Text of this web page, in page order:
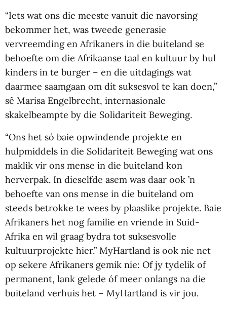
“Iets wat ons die meeste vanuit die navorsing
bekommer het, was tweede generasie
vervreemding en Afrikaners in die buiteland se
behoefte om die Afrikaanse taal en kultuur by hul
kinders in te burger – en die uitdagings wat
daarmee saamgaan om dít suksesvol te kan doen,”
sê Marisa Engelbrecht, internasionale
skakelbeampte by die Solidariteit Beweging.
“Ons het só baie opwindende projekte en
hulpmiddels in die Solidariteit Beweging wat ons
maklik vir ons mense in die buiteland kon
herverpak. In dieselfde asem was daar ook ’n
behoefte van ons mense in die buiteland om
steeds betrokke te wees by plaaslike projekte. Baie
Afrikaners het nog familie en vriende in Suid-
Afrika en wil graag bydra tot suksesvolle
kultuurprojekte hier.” MyHartland is ook nie net
op sekere Afrikaners gemik nie: Of jy tydelik of
permanent, lank gelede óf meer onlangs na die
buiteland verhuis het – MyHartland is vir jou.